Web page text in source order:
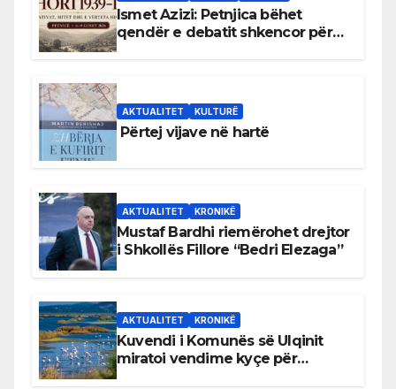
Ismet Azizi: Petnjica bëhet
qendër e debatit shkencor për
AKTUALITET KULTURË
Përtej vijave në hartë
AKTUALITET KRONIKË
Mustaf Bardhi riemërohet drejtor
i Shkollës Fillore “Bedri Elezaga”
AKTUALITET KRONIKË
Kuvendi i Komunës së Ulqinit
miratoi vendime kyçe për